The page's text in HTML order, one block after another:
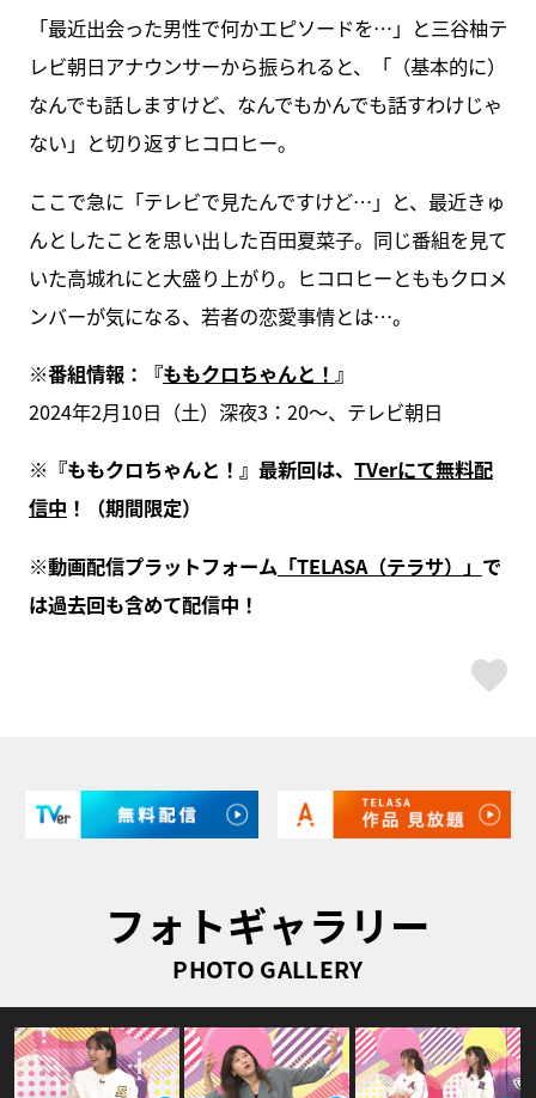
「最近出会った男性で何かエピソードを…」と三谷柚テ
レビ朝日アナウンサーから振られると、「（基本的に）
なんでも話しますけど、なんでもかんでも話すわけじゃ
ない」と切り返すヒコロヒー。
ここで急に「テレビで見たんですけど…」と、最近きゅ
んとしたことを思い出した百田夏菜子。同じ番組を見て
いた高城れにと大盛り上がり。ヒコロヒーとももクロメ
ンバーが気になる、若者の恋愛事情とは…。
※番組情報：『ももクロちゃんと！ 』
2024年2月10日（土）深夜3：20～、テレビ朝日
※『ももクロちゃんと！』最新回は、 TVerにて無料配
信中 ！（期間限定）
※動画配信プラットフォーム 「TELASA（テラサ）」 で
は過去回も含めて配信中！
フォトギャラリー
PHOTO GALLERY